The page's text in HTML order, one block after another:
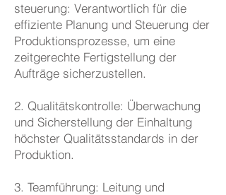
steuerung: Verantwortlich für die
effiziente Planung und Steuerung der
Produktionsprozesse, um eine
zeitgerechte Fertigstellung der
Aufträge sicherzustellen.
2. Qualitätskontrolle: Überwachung
und Sicherstellung der Einhaltung
höchster Qualitätsstandards in der
Produktion.
3. Teamführung: Leitung und